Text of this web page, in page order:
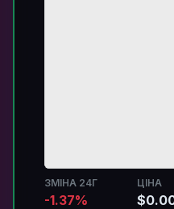
ЗМІНА 24Г
-1.37%
ЦІНА